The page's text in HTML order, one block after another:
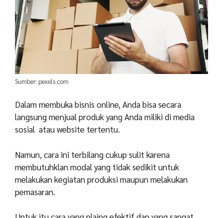
Sumber: pexels.com
Dalam membuka bisnis online, Anda bisa secara
langsung menjual produk yang Anda miliki di media
sosial atau website tertentu.
Namun, cara ini terbilang cukup sulit karena
membutuhklan modal yang tidak sedikit untuk
melakukan kegiatan produksi maupun melakukan
pemasaran.